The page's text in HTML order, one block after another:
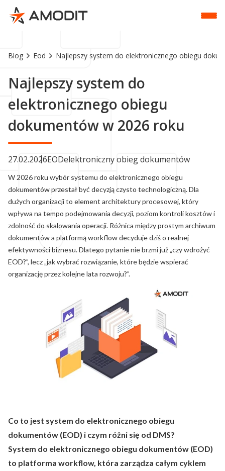
Blog Eod Najlepszy system do elektronicznego obiegu
Najlepszy system do
elektronicznego obiegu
dokumentów w 2026 roku
27.02.2026EODelektroniczny obieg dokumentów
W 2026 roku wybór systemu do elektronicznego obiegu
dokumentów przestał być decyzją czysto technologiczną. Dla
dużych organizacji to element architektury procesowej, który
wpływa na tempo podejmowania decyzji, poziom kontroli kosztów i
zdolność do skalowania operacji. Różnica między prostym archiwum
dokumentów a platformą workflow decyduje dziś o realnej
efektywności biznesu. Dlatego pytanie nie brzmi już „czy wdrożyć
EOD?”, lecz „jak wybrać rozwiązanie, które będzie wspierać
organizację przez kolejne lata rozwoju?”.
Co to jest system do elektronicznego obiegu
dokumentów (EOD) i czym różni się od DMS?
System do elektronicznego obiegu dokumentów (EOD)
to platforma workflow, która zarządza całym cyklem